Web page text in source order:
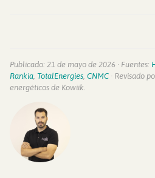
Publicado: 21 de mayo de 2026 · Fuentes:
Rankia TotalEnergies CNMC · Revisado
energéticos de Kowiik.